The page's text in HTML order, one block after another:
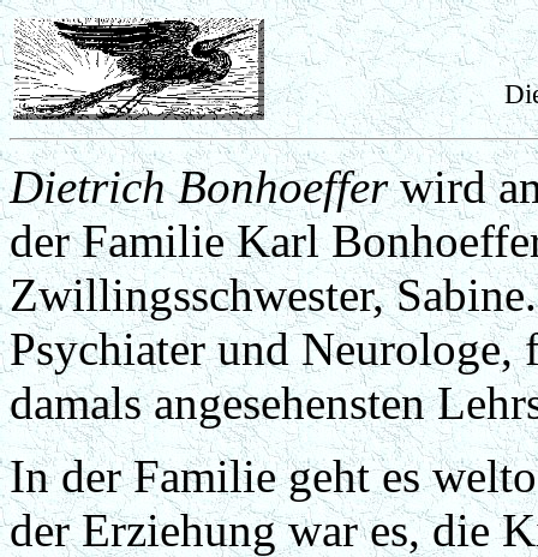
Dietrich Bonhoefferwird
der Familie Karl
Zwillingsschwester,
Psychiater und
damals angesehensten
In der Familie geht es
der Erziehung war es, die